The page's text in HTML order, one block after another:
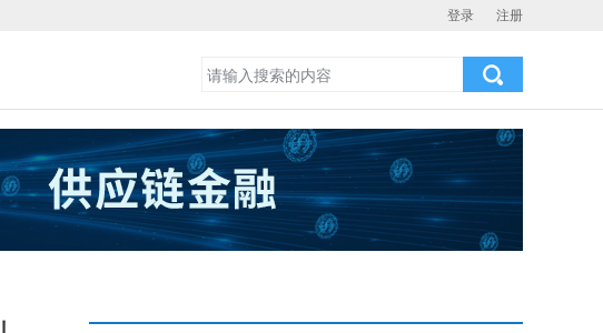
登录 注册